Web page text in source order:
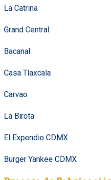
La Catrina
Grand Central
Bacanal
Casa Tlaxcala
Carvao
La Birota
El Expendio CDMX
Burger Yankee CDMX